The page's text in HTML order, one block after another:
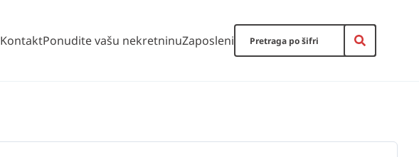
KontaktPonudite vašu nekretninuZaposleni